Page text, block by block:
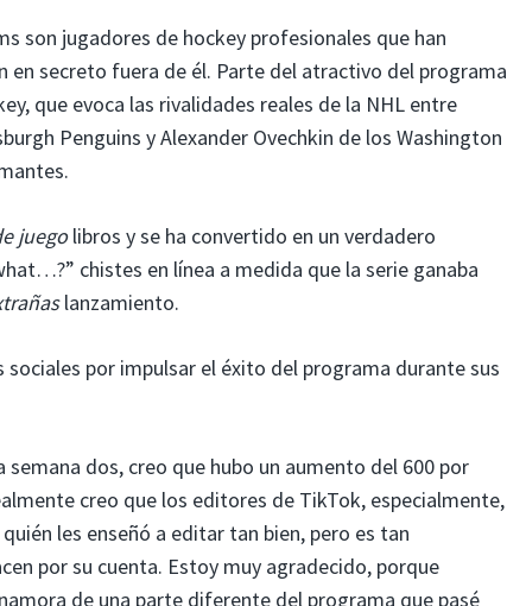
son jugadores de hockey profesionales que han
en secreto fuera de él. Parte del atractivo del programa
que evoca las rivalidades reales de la NHL entre
Penguins y Alexander Ovechkin de los Washington
juegolibros y se ha convertido en un verdadero
chistes en línea a medida que la serie ganaba
lanzamiento.
por impulsar el éxito del programa durante sus
dos, creo que hubo un aumento del 600 por
creo que los editores de TikTok, especialmente,
les enseñó a editar tan bien, pero es tan
por su cuenta. Estoy muy agradecido, porque
de una parte diferente del programa que pasé